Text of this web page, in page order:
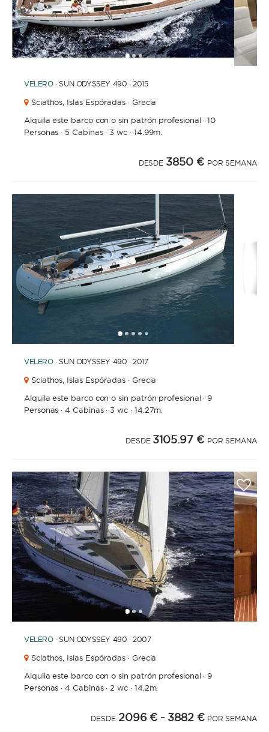
123
VELERO · SUN ODYSSEY 490 · 2015
Sciathos, Islas Espóradas · Grecia
Alquila este barco con o sin patrón profesional·10
Personas · 5 Cabinas·3 wc · 14.99m.
DESDE 3850 € POR SEMANA
12345
VELERO · SUN ODYSSEY 490 · 2017
Sciathos, Islas Espóradas · Grecia
Alquila este barco con o sin patrón profesional·9
Personas ·4 Cabinas·3 wc · 14.27m.
DESDE 3105.97 € POR SEMANA
123
VELERO · SUN ODYSSEY 490 · 2007
Sciathos, Islas Espóradas · Grecia
Alquila este barco con o sin patrón profesional·9
Personas ·4 Cabinas· 2 wc · 14.2m.
DESDE 2096 € - 3882 € POR SEMANA